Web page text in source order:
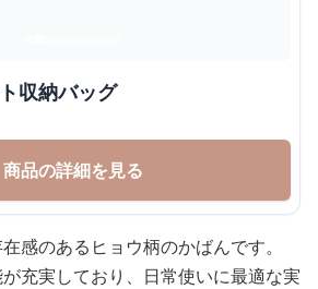
収納バッグ
商品の詳細を見る
感のあるヒョウ柄のかばんです。
充実しており、日常使いに最適な実